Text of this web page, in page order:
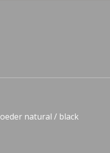
natural / black